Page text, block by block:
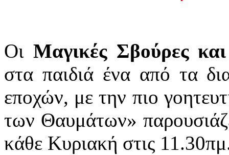
ΟιΜαγικές Σβούρες
στα παιδιά ένα από τα
εποχών, με την πιο
των Θαυμάτων»
κάθε Κυριακή στις